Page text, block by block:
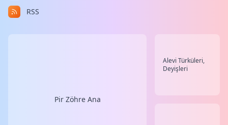
RSS
Pir Zöhre Ana
Alevi Türküleri,
Deyişleri